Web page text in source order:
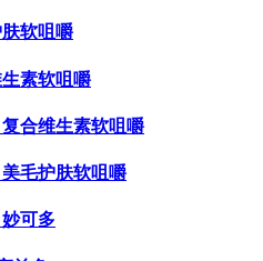
软咀嚼
素软咀嚼
合维生素软咀嚼
毛护肤软咀嚼
可多